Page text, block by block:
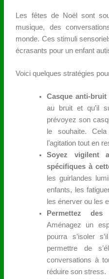
Les fêtes de Noël sont
musique, des
monde. Ces stimuli
écrasants pour un enfant
Voici quelques stratégies
Casque anti-bruit
au bruit et qu’il
prévoyez son
le souhaite.
l’agitation tout en
Soyez vigilent
spécifiques à
les guirlandes
enfants, les
les énerver ou les
Permettez des
Aménagez un
pourra s’isoler
permettre de
conversations à
réduire son stress.